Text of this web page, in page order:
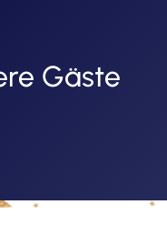
Gäste